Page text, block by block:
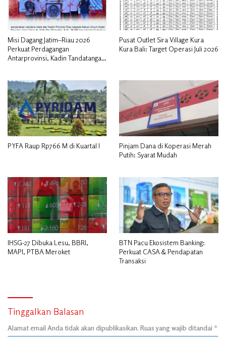
Misi Dagang Jatim–Riau 2026
Perkuat Perdagangan
Antarprovinsi, Kadin Tandatangani
Pusat Outlet Sira Village Kura
Kura Bali: Target Operasi Juli 2026
PYFA Raup Rp766 M di Kuartal I
Pinjam Dana di Koperasi Merah
Putih: Syarat Mudah
IHSG-27 Dibuka Lesu, BBRI,
MAPI, PTBA Meroket
BTN Pacu Ekosistem Banking:
Perkuat CASA & Pendapatan
Transaksi
Tinggalkan Balasan
Alamat email Anda tidak akan dipublikasikan. Ruas yang wajib ditandai *